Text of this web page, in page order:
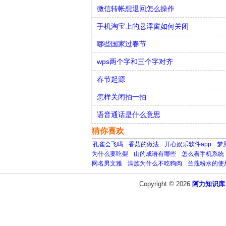
微信转帐想退回怎么操作
手机淘宝上的悬浮窗如何关闭
哪些国家过春节
wps两个字和三个字对齐
春节起源
怎样关闭拍一拍
语音通话是什么意思
猜你喜欢
孔雀会飞吗 香菇的做法 开心娱乐软件app
梦
为什么要吃梨
山的成语有哪些
怎么看手机系统
网名男文雅
满族为什么不吃狗肉 兰蔻粉水的使
Copyright © 2026 阿力知识库